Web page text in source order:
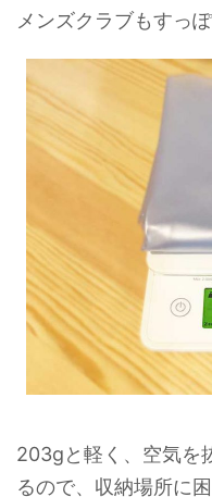
メンズクラブもすっ
203gと軽く、空気を
るので、収納場所に